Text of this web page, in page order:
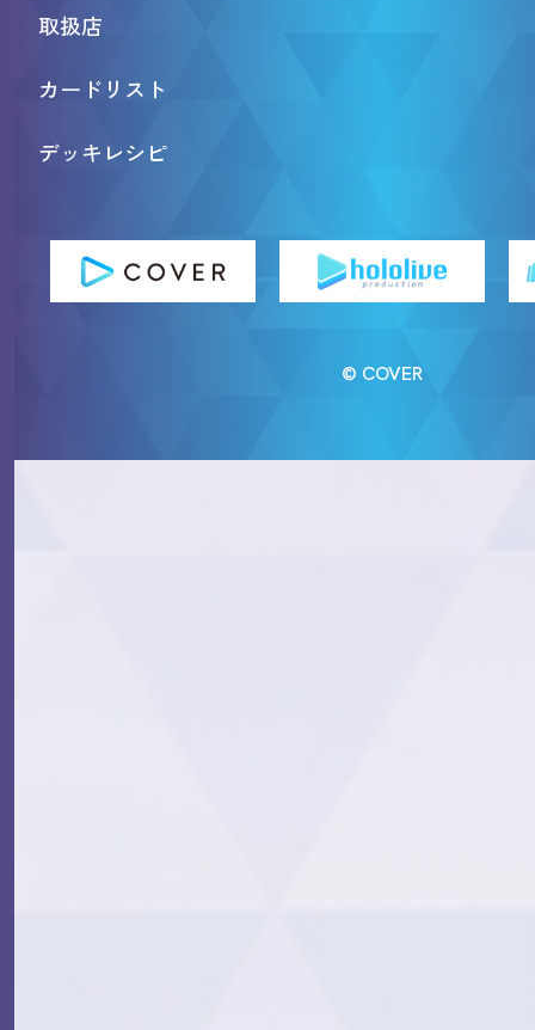
取扱店
カードリスト
デッキレシピ
© COVER